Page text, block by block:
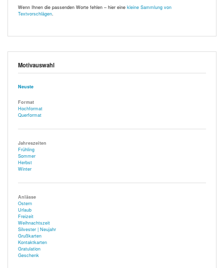
Wenn Ihnen die passenden Worte fehlen – hier eine kleine Sammlung von
Textvorschlägen
Motivauswahl
Neuste
Format
Hochformat
Querformat
Jahreszeiten
Frühling
Sommer
Herbst
Winter
Anlässe
Ostern
Urlaub
Freizeit
Weihnachtszeit
Silvester | Neujahr
Grußkarten
Kontaktkarten
Gratulation
Geschenk